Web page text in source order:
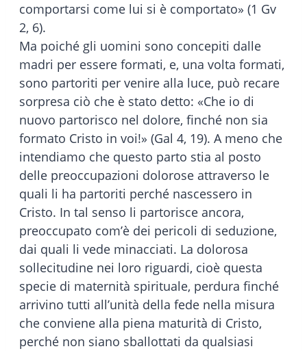
comportarsi come lui si è comportato» (1 Gv
2, 6).
Ma poiché gli uomini sono concepiti dalle
madri per essere formati, e, una volta formati,
sono partoriti per venire alla luce, può recare
sorpresa ciò che è stato detto: «Che io di
nuovo partorisco nel dolore, finché non sia
formato Cristo in voi!» (Gal 4, 19). A meno che
intendiamo che questo parto stia al posto
delle preoccupazioni dolorose attraverso le
quali li ha partoriti perché nascessero in
Cristo. In tal senso li partorisce ancora,
preoccupato com’è dei pericoli di seduzione,
dai quali li vede minacciati. La dolorosa
sollecitudine nei loro riguardi, cioè questa
specie di maternità spirituale, perdura finché
arrivino tutti all’unità della fede nella misura
che conviene alla piena maturità di Cristo,
perché non siano sballottati da qualsiasi